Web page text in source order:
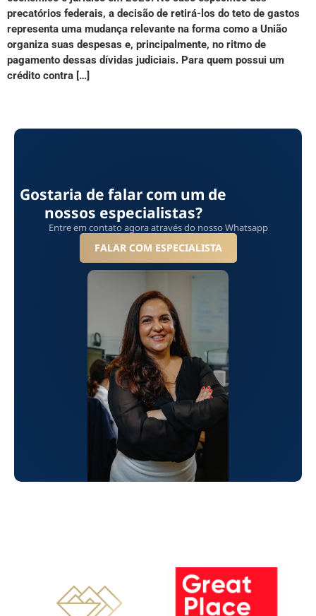
precatórios federais, a decisão de retirá-los do teto de gastos
representa uma mudança relevante na forma como a União
organiza suas despesas e, principalmente, no ritmo de
pagamento dessas dívidas judiciais. Para quem possui um
crédito contra […]
Gostaria de falar com um de
nossos especialistas?
Entre em contato agora através do nosso Whatsapp
FALAR COM ESPECIALISTA